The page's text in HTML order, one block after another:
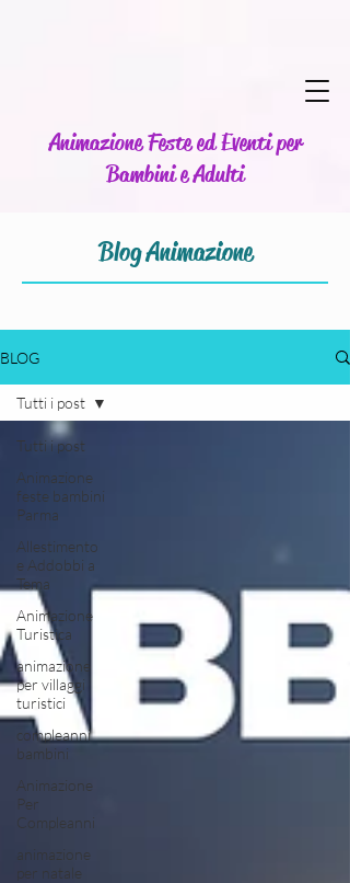
Animazione Feste ed Eventi per
Bambini e Adulti
Blog Animazione
BLOG
Tutti i post
Animazione
feste bambini
Parma
Allestimento
e Addobbi a
Tema
Animazione
Turistica
animazione
per villaggi
turistici
compleanni
bambini
Animazione
Per
Compleanni
animazione
per natale
Tutti i post